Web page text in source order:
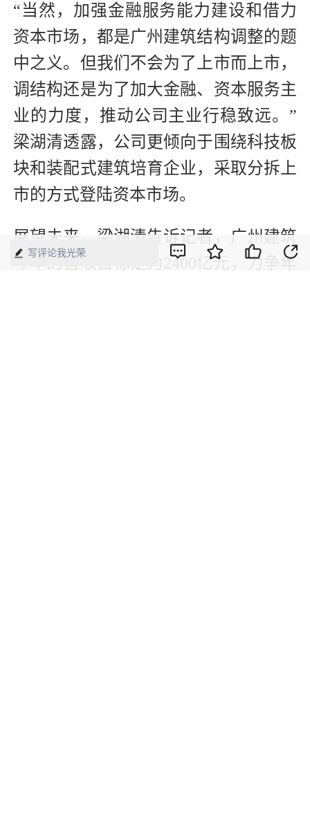
“当然，加强金融服务能力建设和借力
资本市场，都是广州建筑结构调整的题
中之义。但我们不会为了上市而上市，
调结构还是为了加大金融、资本服务主
业的力度，推动公司主业行稳致远。”
梁湖清透露，公司更倾向于围绕科技板
块和装配式建筑培育企业，采取分拆上
市的方式登陆资本市场。
展望未来，梁湖清告诉记者，广州建筑
今年的营收目标定为2400亿元，力争年
写评论我光荣